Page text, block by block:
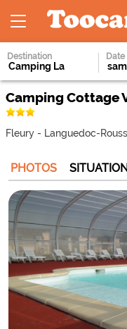
Destination
Camping Cottage
Fleury - Languedoc-
PHOTOS